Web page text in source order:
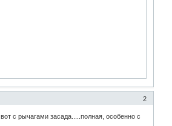
2
с рычагами засада.....полная, особенно с